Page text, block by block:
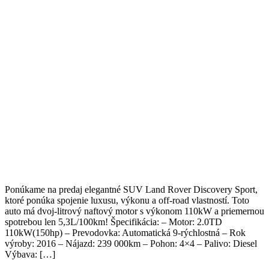
Ponúkame na predaj elegantné SUV Land Rover Discovery Sport,
ktoré ponúka spojenie luxusu, výkonu a off-road vlastností. Toto
auto má dvoj-litrový naftový motor s výkonom 110kW a priemernou
spotrebou len 5,3L/100km! Špecifikácia: – Motor: 2.0TD
110kW(150hp) – Prevodovka: Automatická 9-rýchlostná – Rok
výroby: 2016 – Nájazd: 239 000km – Pohon: 4×4 – Palivo: Diesel
Výbava: […]